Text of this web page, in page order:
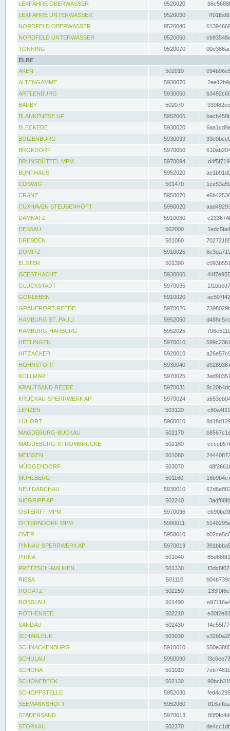
LEXFÄHRE OBERWASSER
9520020
LEXFÄHRE UNTERWASSER
9520030
NORDFELD OBERWASSER
9520040
NORDFELD UNTERWASSER
9520050
TÖNNING
9520070
ELBE
AKEN
502010
ALTENGAMME
5930070
ARTLENBURG
5930050
BARBY
502070
BLANKENESE UF
5952065
BLECKEDE
5930020
BOIZENBURG
5930033
BROKDORF
5970050
BRUNSBÜTTEL MPM
5970094
BUNTHAUS
5952020
COSWIG
501470
CRANZ
5950070
CUXHAVEN STEUBENHÖFT
5990020
DAMNATZ
5910030
DESSAU
502000
DRESDEN
501060
DÖMITZ
5910025
ELSTER
501390
GEESTHACHT
5930060
GLÜCKSTADT
5970035
GORLEBEN
5910020
GRAUERORT REEDE
5970026
HAMBURG ST. PAULI
5952050
HAMBURG-HARBURG
5952025
HETLINGEN
5970010
HITZACKER
5920010
HOHNSTORF
5930040
KOLLMAR
5970025
KRAUTSAND REEDE
5970031
KRÜCKAU-SPERRWERK AP
5970024
LENZEN
503120
LÜHORT
5960010
MAGDEBURG-BUCKAU
502170
MAGDEBURG-STROMBRÜCKE
502180
MEISSEN
501080
MÜGGENDORF
503070
MÜHLBERG
501160
NEU DARCHAU
5930010
NIEGRIPP AP
502240
OSTERIFF MPM
5970096
OTTERNDORF MPM
5990011
OVER
5950010
PINNAU-SPERRWERK AP
5970019
PIRNA
501040
PRETZSCH-MAUKEN
501330
RIESA
501110
ROGÄTZ
502250
ROSSLAU
501490
ROTHENSEE
502210
SANDAU
502430
SCHARLEUK
503030
SCHNACKENBURG
5910010
SCHULAU
5950090
SCHÖNA
501010
SCHÖNEBECK
502130
SCHÖPFSTELLE
5952030
SEEMANNSHÖFT
5952060
STADERSAND
5970013
STORKAU
502370